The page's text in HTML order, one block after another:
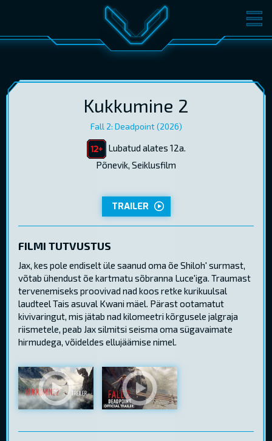
FILMID PILETID
V-KLUBI
KINKEKAARDID
Kukkumine 2
Fall 2: Deadpoint (2026)
Lubatud alates 12a.
Põnevik, Seiklusfilm
TRAILER
FILMI TUTVUSTUS
Jax, kes pole endiselt üle saanud oma õe Shiloh' surmast,
võtab ühendust õe kartmatu sõbranna Luce'iga. Traumast
tervenemiseks proovivad nad koos retke kurikuulsal
laudteel Tais asuval Kwani mäel. Pärast ootamatut
kivivaringut, mis jätab nad kilomeetri kõrgusele jalgraja
riismetele, peab Jax silmitsi seisma oma sügavaimate
hirmudega, võideldes ellujäämise nimel.